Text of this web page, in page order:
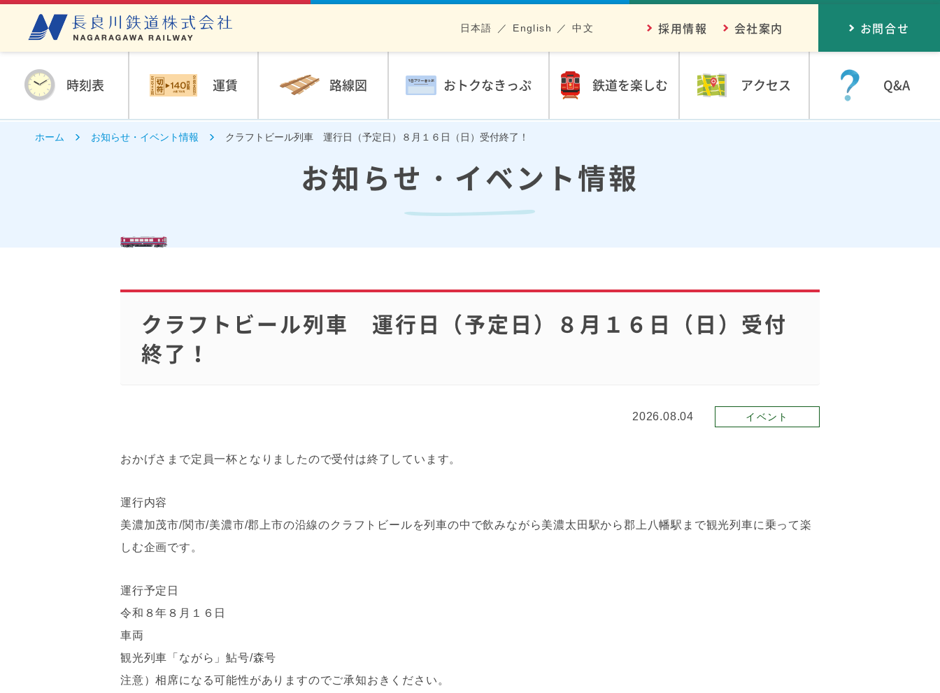
時刻表 運賃 路線図 おトクなきっぷ 鉄道を楽しむ アクセス Q&A
採用情報 会社案内
日本語 English 中文 お問合せ
ホーム お知らせ・イベント情報 クラフトビール列車 運行日（予定日）８月１６日（日）受付終了！
お知らせ・イベント情報
クラフトビール列車 運行日（予定日）８月１６日（日）受付
終了！
2026.08.04 イベント
おかげさまで定員一杯となりましたので受付は終了しています。
運行内容
美濃加茂市/関市/美濃市/郡上市の沿線のクラフトビールを列車の中で飲みながら美濃太田駅から郡上八幡駅まで観光列車に乗って楽
しむ企画です。
運行予定日
令和８年８月１６日
車両
観光列車「ながら」鮎号/森号
注意）相席になる可能性がありますのでご承知おきください。